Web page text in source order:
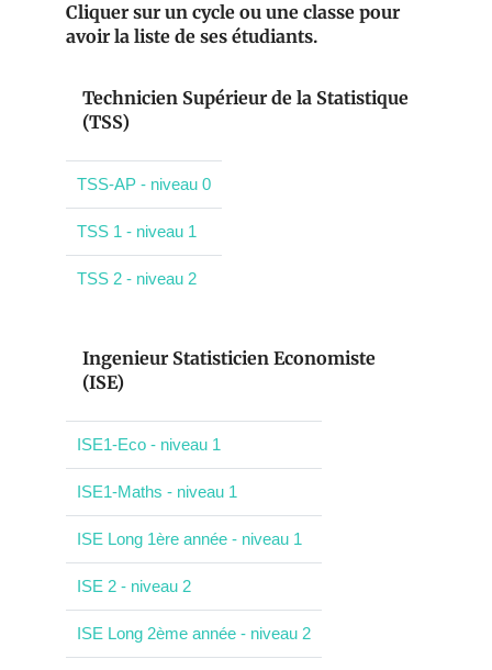
Cliquer sur un cycle ou une classe pour
avoir la liste de ses étudiants.
Technicien Supérieur de la Statistique
(TSS)
TSS-AP - niveau 0
TSS 1 - niveau 1
TSS 2 - niveau 2
Ingenieur Statisticien Economiste
(ISE)
ISE1-Eco - niveau 1
ISE1-Maths - niveau 1
ISE Long 1ère année - niveau 1
ISE 2 - niveau 2
ISE Long 2ème année - niveau 2